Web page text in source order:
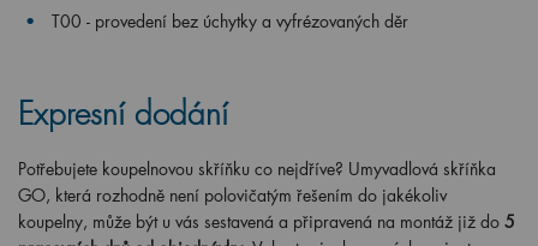
T00 - provedení bez úchytky a vyfrézovaných děr
Expresní dodání
Potřebujete koupelnovou skříňku co nejdříve? Umyvadlová skříňka
GO, která rozhodně není polovičatým řešením do jakékoliv
koupelny, může být u vás sestavená a připravená na montáž již do 5